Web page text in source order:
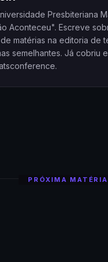
Presbiteriana
Aconteceu". Escreve
matérias na editoria de
semelhantes. Já cobriu
PRÓXIMA MATÉRIA